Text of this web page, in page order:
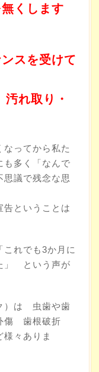
くします
スを受けて
れ取り・
ってから私た
も多く「なんで
思議で残念な思
告ということは
これでも3か月に
」 という声が
）は 虫歯や歯
傷 歯根破折
様々ありま